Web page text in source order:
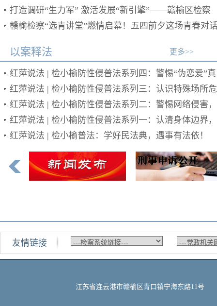
察信息能力提升专题小课堂”
打造调研“生力军” 激活发展“新引擎”——赣榆区检察
院召开检察调研骨干座谈会
赣榆检察“选青讲堂”燃情启幕！五四前夕这场青春对
以案释法 更多>>
红萍说法 | 检小榆防性侵普法系列四：警惕“伪恋爱”真
侵害，请保护好自己
红萍说法 | 检小榆防性侵普法系列三：认识特殊场所危
险，筑牢线下防护屏障
红萍说法 | 检小榆防性侵普法系列二：警惕网络侵害，
守住线上安全底线
红萍说法 | 检小榆防性侵普法系列一：认清身体边界，
分清正常接触与伤害
红萍说法 | 检小榆普法：学好民法典，遇事有法依！
友情链接
江苏省连云港市赣榆区青口镇宁海东路11号